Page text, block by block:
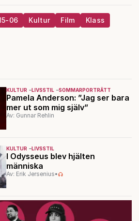
06 Kultur Film
Klass
KULTUR LIVSSTIL SOMMARPORTRÄTT
Pamela Anderson: ”Jag ser bara
mer ut som mig själv”
Av: Gunnar Rehlin
KULTUR LIVSSTIL
I Odysseus blev hjälten
människa
Av: Erik Jersenius•